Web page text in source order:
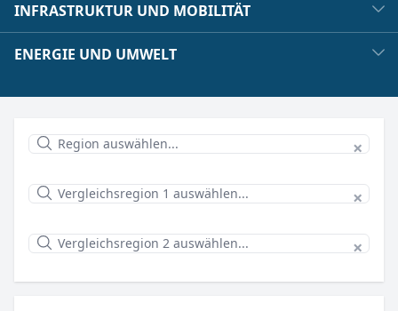
INFRASTRUKTUR UND MOBILITÄT
ENERGIE UND UMWELT
×
×
×